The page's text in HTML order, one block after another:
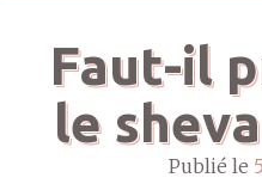
Faut-il
le
Publié le